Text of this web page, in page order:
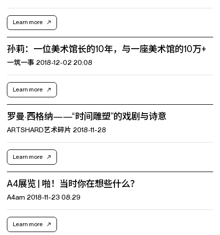
Learn more
孙莉：一位美术馆长的10年，与一座美术馆的10万+
一筑一事 2018-12-02 20:08
Learn more
罗曼·西格纳——“时间雕塑”的戏剧与诗意
ARTSHARD艺术碎片 2018-11-28
Learn more
A4展览 | 啪！当时你在想些什么？
A4am 2018-11-23 08:29
Learn more